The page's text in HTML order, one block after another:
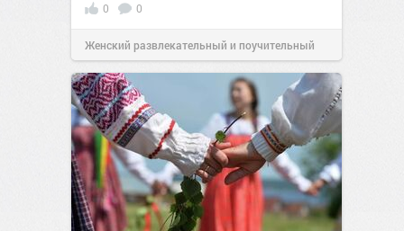
0 0
Женский развлекательный и поучительный
сайт.23:42Вчера